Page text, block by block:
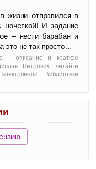
жизни отправился в
И задание
– нести барабан и
это не так просто…
- oписание и краткое
Петрович, читайте
библиотеки